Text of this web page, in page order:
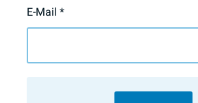
E-Mail *